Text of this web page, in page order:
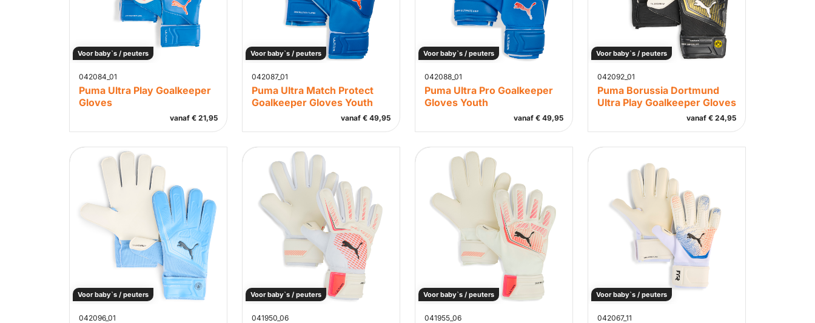
Voor baby`s / peuters
042084_01
Puma Ultra Play Goalkeeper
Gloves
vanaf € 21,95
Voor baby`s / peuters
042087_01
Puma Ultra Match Protect
Goalkeeper Gloves Youth
vanaf € 49,95
Voor baby`s / peuters
042088_01
Puma Ultra Pro Goalkeeper
Gloves Youth
vanaf € 49,95
Voor baby`s / peuters
042092_01
Puma Borussia Dortmund
Ultra Play Goalkeeper Gloves
vanaf € 24,95
Voor baby`s / peuters
042096_01
Voor baby`s / peuters
041950_06
Voor baby`s / peuters
041955_06
Voor baby`s / peuters
042067_11